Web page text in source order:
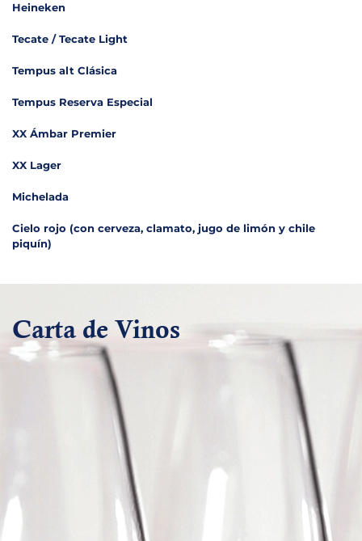
Heineken
Tecate / Tecate Light
Tempus alt Clásica
Tempus Reserva Especial
XX Ámbar Premier
XX Lager
Michelada
Cielo rojo (con cerveza, clamato, jugo de limón y chile
piquín)
Carta de Vinos